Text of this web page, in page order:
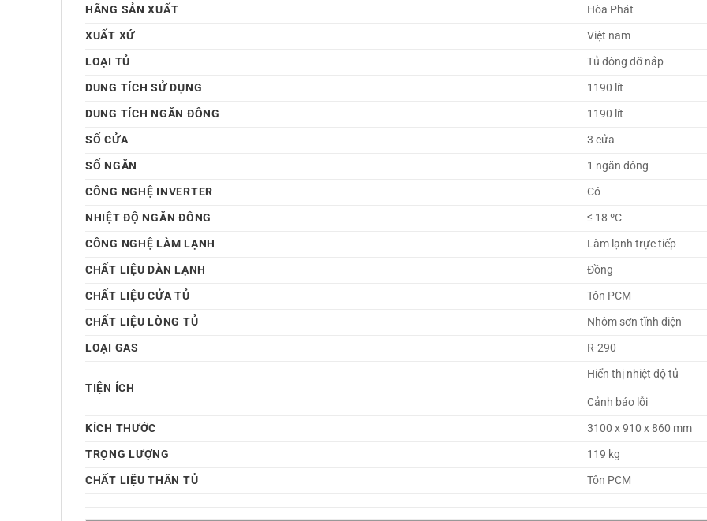
HÃNG SẢN XUẤT
Hòa Phát
XUẤT XỨ
Việt nam
LOẠI TỦ
Tủ đông dỡ nắp
DUNG TÍCH SỬ DỤNG
1190 lít
DUNG TÍCH NGĂN ĐÔNG
1190 lít
SỐ CỬA
3 cửa
SỐ NGĂN
1 ngăn đông
CÔNG NGHỆ INVERTER
Có
NHIỆT ĐỘ NGĂN ĐÔNG
≤ ­18 ºC
CÔNG NGHỆ LÀM LẠNH
Làm lạnh trực tiếp
CHẤT LIỆU DÀN LẠNH
Đồng
CHẤT LIỆU CỬA TỦ
Tôn PCM
CHẤT LIỆU LÒNG TỦ
Nhôm sơn tĩnh điện
LOẠI GAS
R-290
TIỆN ÍCH
Hiển thị nhiệt độ tủ
Cảnh báo lỗi
KÍCH THƯỚC
3100 x 910 x 860 mm
TRỌNG LƯỢNG
119 kg
CHẤT LIỆU THÂN TỦ
Tôn PCM